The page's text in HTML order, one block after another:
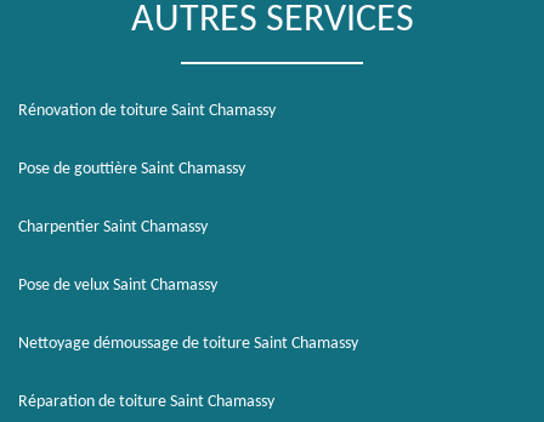
AUTRES SERVICES
Rénovation de toiture Saint Chamassy
Pose de gouttière Saint Chamassy
Charpentier Saint Chamassy
Pose de velux Saint Chamassy
Nettoyage démoussage de toiture Saint Chamassy
Réparation de toiture Saint Chamassy